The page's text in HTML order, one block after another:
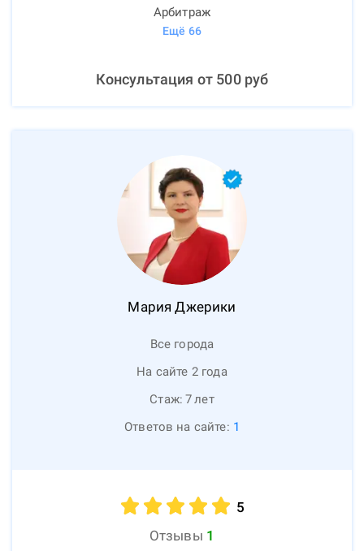
Арбитраж
Ещё 66
Консультация от 500руб
Мария Джерики
Все города
На сайте 2 года
Стаж: 7лет
Ответов на сайте: 1
5
Отзывы 1